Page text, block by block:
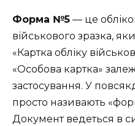
Форма №5 — це
військового зразка,
«Картка обліку
«Особова картка»
застосування. У
просто називають
Документ ведеться в